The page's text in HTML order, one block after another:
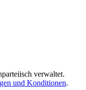
verwaltet.
und Konditionen.